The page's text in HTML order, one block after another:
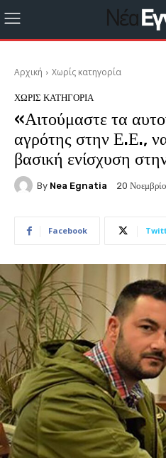
Αρχική Χωρίς κατηγορία
ΧΩΡΊΣ ΚΑΤΗΓΟΡΊΑ
«Αιτούμαστε τα
αγρότης στην Ε.Ε.,
βασική ενίσχυση
By Nea Egnatia 20
Facebook